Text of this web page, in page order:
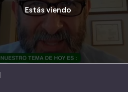
Estás viendo